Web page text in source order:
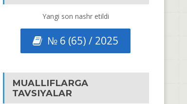
Yangi son nashr etildi
№ 6 (65) / 2025
MUALLIFLARGA
TAVSIYALAR